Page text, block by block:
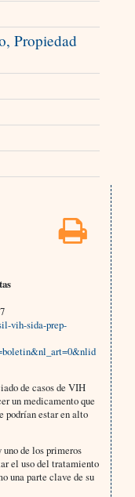
Propiedad
vih-sida-prep-
de casos de VIH
un medicamento que
podrían estar en alto
de los primeros
el uso del tratamiento
una parte clave de su